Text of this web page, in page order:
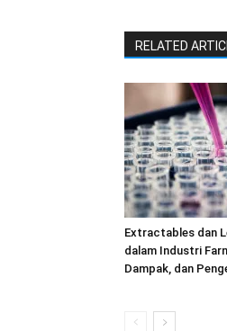
RELATED
Extractables dan
dalam Industri
Dampak, dan